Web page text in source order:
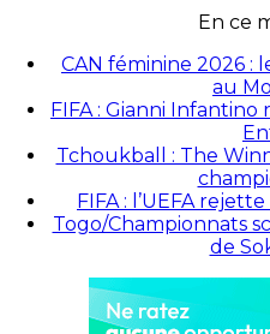
En ce
CAN féminine 2026 :
au
FIFA : Gianni
Tchoukball : The
FIFA : l’UEFA
Togo/Championnats
de